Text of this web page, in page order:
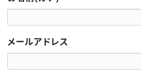
メールアドレス